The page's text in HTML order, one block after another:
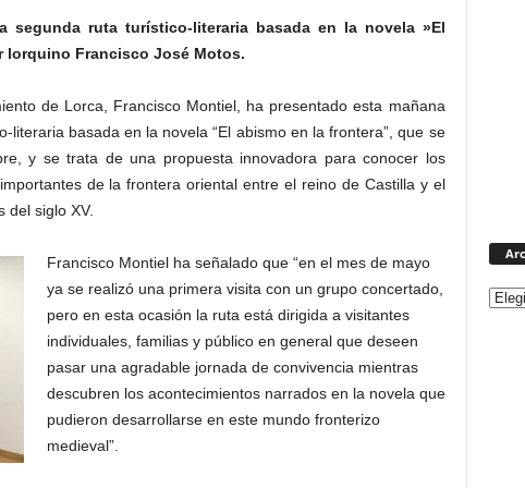
segunda ruta turístico-literaria basada en la novela »El
lorquino Francisco José Motos.
de Lorca, Francisco Montiel, ha presentado esta mañana
literaria basada en la novela “El abismo en la frontera”, que se
y se trata de una propuesta innovadora para conocer los
de la frontera oriental entre el reino de Castilla y el
del siglo XV.
Francisco Montiel ha señalado que “en el mes de mayo
ya se realizó una primera visita con un grupo concertado,
pero en esta ocasión la ruta está dirigida a visitantes
individuales, familias y público en general que deseen
pasar una agradable jornada de convivencia mientras
descubren los acontecimientos narrados en la novela que
pudieron desarrollarse en este mundo fronterizo
medieval”.